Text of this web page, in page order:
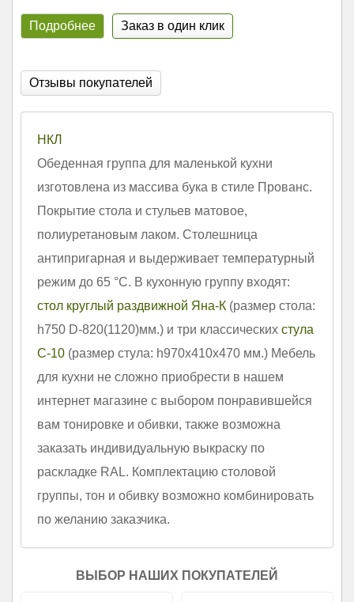
Подробнее Заказ в один клик
Отзывы покупателей
НКЛ
Обеденная группа для маленькой кухни
изготовлена из массива бука в стиле Прованс.
Покрытие стола и стульев матовое,
полиуретановым лаком. Столешница
антипригарная и выдерживает температурный
режим до 65 °С. В кухонную группу входят:
стол круглый раздвижной Яна-К (размер стола:
h750 D-820(1120)мм.) и три классических стула
С-10 (размер стула: h970х410х470 мм.) Мебель
для кухни не сложно приобрести в нашем
интернет магазине с выбором понравившейся
вам тонировке и обивки, также возможна
заказать индивидуальную выкраску по
раскладке RAL. Комплектацию столовой
группы, тон и обивку возможно комбинировать
по желанию заказчика.
ВЫБОР НАШИХ ПОКУПАТЕЛЕЙ